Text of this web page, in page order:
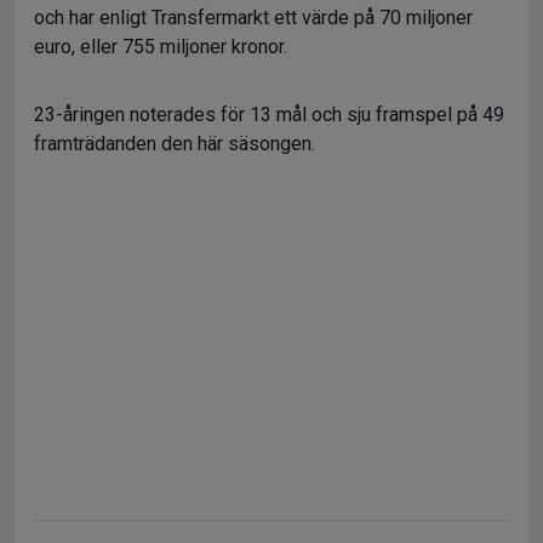
och har enligt Transfermarkt ett värde på 70 miljoner
euro, eller 755 miljoner kronor.
23-åringen noterades för 13 mål och sju framspel på 49
framträdanden den här säsongen.